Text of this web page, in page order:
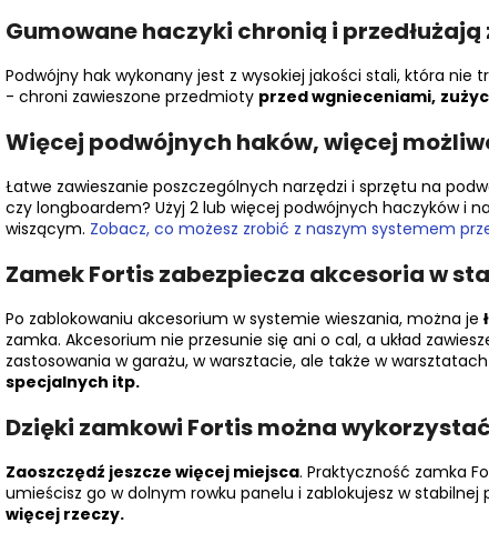
Gumowane haczyki chronią i
Podwójny hak wykonany jest z wysokiej jakości stali, która nie
- chroni zawieszone przedmioty przed wgnieceniami,
Więcej podwójnych haków, więcej
Łatwe zawieszanie poszczególnych narzędzi i sprzętu na
czy longboardem? Użyj 2 lub więcej podwójnych haczyków i
wiszącym. Zobacz, co możesz zrobić z naszym systemem
Zamek Fortis zabezpiecza akcesoria w
Po zablokowaniu akcesorium w systemie wieszania, można je
zamka. Akcesorium nie przesunie się ani o cal, a układ
zastosowania w garażu, w warsztacie, ale także w
specjalnych itp.
Dzięki zamkowi Fortis można
Zaoszczędź jeszcze więcej miejsca. Praktyczność zamka
umieścisz go w dolnym rowku panelu i zablokujesz w stabilnej
więcej rzeczy.